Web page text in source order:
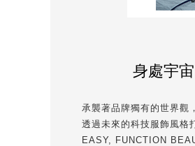
身處宇
承襲著品牌獨有的世界觀
透過未來的科技服飾風格
EASY, FUNCTION